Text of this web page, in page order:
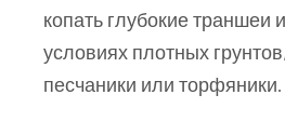
копать глубокие траншеи
условиях плотных
песчаники или торфяники.